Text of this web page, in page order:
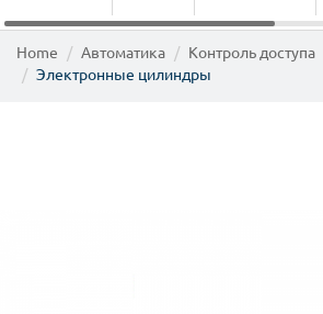
Home Автоматика
Контроль доступа
Электронные цилиндры